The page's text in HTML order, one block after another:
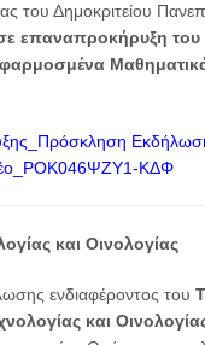
του Δημοκριτείου
επαναπροκήρυξη του
ΚΔΦ
και Οινολογίας
ενδιαφέροντος του
και